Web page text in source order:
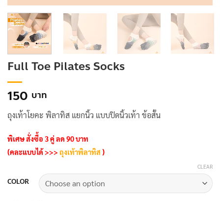
Full Toe Pilates Socks
150
ถุงเท้าโยคะ พิลาทิส แยกนิ้ว แบบปิดนิ้วเท้า ข้อสั้น
พิเศษ สั่งซื้อ 3 คู่ ลด 90 บาท
(คละแบบได้ >>> ถุงเท้าพิลาทิส )
COLOR
CLEAR